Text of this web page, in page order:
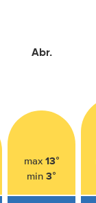
Abr.
max 13°
min3°